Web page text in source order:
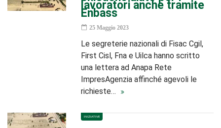
lavoratori anche tramite
Enbass
25 Maggio 2023
Le segreterie nazionali di Fisac Cgil,
First Cisl, Fna e Uilca hanno scritto
una lettera ad Anapa Rete
ImpresAgenzia affinché agevoli le
richieste…
INIZIATIVE